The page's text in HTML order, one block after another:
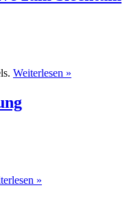
Weiterlesen »
»